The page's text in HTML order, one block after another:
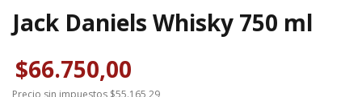
Jack Daniels Whisky 750 ml
$66.750,00
Precio sin impuestos $55.165,29